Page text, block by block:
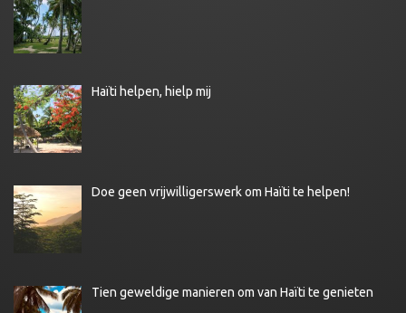
Haïti helpen, hielp mij
Doe geen vrijwilligerswerk om Haïti te helpen!
Tien geweldige manieren om van Haïti te genieten